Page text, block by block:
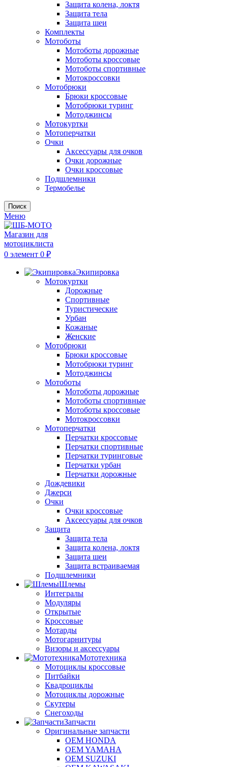
Защита колена, локтя
Защита тела
Защита шеи
Комплекты
Мотоботы
Мотоботы дорожные
Мотоботы кроссовые
Мотоботы спортивные
Мотокроссовки
Мотобрюки
Брюки кроссовые
Мотобрюки туринг
Мотоджинсы
Мотокуртки
Мотоперчатки
Очки
Аксессуары для очков
Очки дорожные
Очки кроссовые
Подшлемники
Термобелье
Поиск
Меню
0 элемент 0 ₽
Экипировка
Мотокуртки
Дорожные
Спортивные
Туристические
Урбан
Кожаные
Женские
Мотобрюки
Брюки кроссовые
Мотобрюки туринг
Мотоджинсы
Мотоботы
Мотоботы дорожные
Мотоботы спортивные
Мотоботы кроссовые
Мотокроссовки
Мотоперчатки
Перчатки кроссовые
Перчатки спортивные
Перчатки туринговые
Перчатки урбан
Перчатки дорожные
Дождевики
Джерси
Очки
Очки кроссовые
Аксессуары для очков
Защита
Защита тела
Защита колена, локтя
Защита шеи
Защита встраиваемая
Подшлемники
Шлемы
Интегралы
Модуляры
Открытые
Кроссовые
Мотарды
Мотогарнитуры
Визоры и аксессуары
Мототехника
Мотоциклы кроссовые
Питбайки
Квадроциклы
Мотоциклы дорожные
Скутеры
Снегоходы
Запчасти
Оригинальные запчасти
OEM HONDA
OEM YAMAHA
OEM SUZUKI